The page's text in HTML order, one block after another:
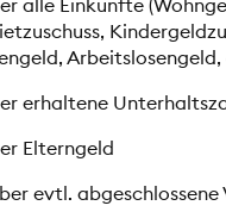
erhaltene
Elterngeld
evtl. abgeschlossene